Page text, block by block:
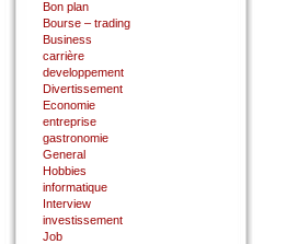
Bon plan
Bourse – trading
Business
carrière
developpement
Divertissement
Economie
entreprise
gastronomie
General
Hobbies
informatique
Interview
investissement
Job